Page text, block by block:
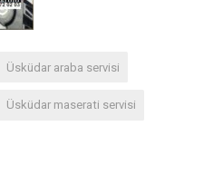
Üsküdar araba servisi
Üsküdar maserati servisi